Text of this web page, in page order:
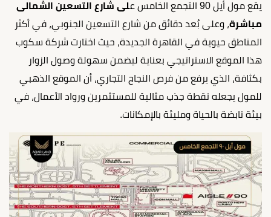
يقع مول أيل 90 التجمع الخامس ع
لى شارع التسعين الشمالى
مباشرة، وعلى بُعد دقائق من شارع التسعين الجنوبي، في أكثر
المناطق حيوية في القاهرة الجديدة، حيث اختارت شركة سكوب
هذا الموقع الاستراتيجي بعناية ليضمن سهولة وصول الزوار
بكثافة، الذي يرفع من فرص النجاح التجاري، أن الموقع الذهبي
للمول يجعله نقطة جذب مثالية للمستثمرين ورواد الأعمال، في
بيئة نابضة بالحياة ومليئة بالإمكانات.